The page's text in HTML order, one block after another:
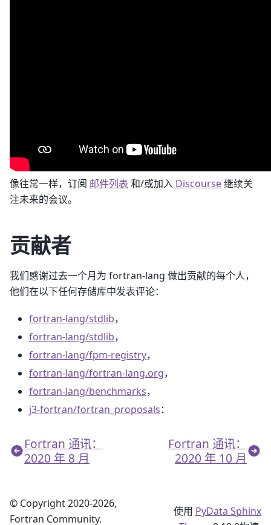
像往常一样，订阅 邮件列表 和/或加入 Discourse继续关
注未来的会议。
贡献者
我们感谢过去一个月为 fortran-lang 做出贡献的每个人，
他们在以下任何存储库中发表评论：
fortran-lang/stdlib，
fortran-lang/stdlib，
fortran-lang/fpm-registry，
fortran-lang/fortran-lang.org，
fortran-lang/benchmarks，
j3-fortran/fortran_proposals：
Fortran 通讯：
2020 年 8 月
Fortran 通讯：
2020 年 10 月
© Copyright 2020-2026,
Fortran Community.
使用 PyData Sphinx